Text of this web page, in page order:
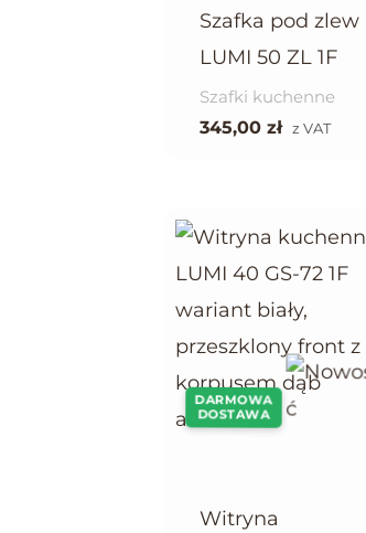
Szafka pod zlew
LUMI 50 ZL 1F
Szafki kuchenne
345,00 zł z VAT
DARMOWA
DOSTAWA
Witryna